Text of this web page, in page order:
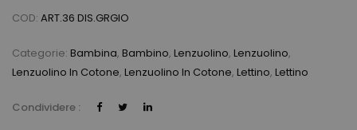
COD: ART.36 DIS.GRGIO
Categorie: Bambina, Bambino, Lenzuolino, Lenzuolino,
Lenzuolino In Cotone, Lenzuolino In Cotone, Lettino, Lettino
Condividere :